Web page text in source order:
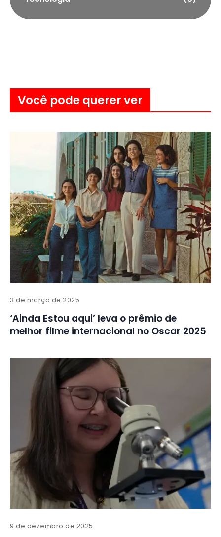
Você pode querer ver
3 de março de 2025
‘Ainda Estou aqui’ leva o prêmio de
melhor filme internacional no Oscar 2025
9 de dezembro de 2025